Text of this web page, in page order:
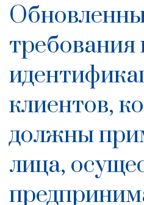
требования
клиентов,
должны
лица,